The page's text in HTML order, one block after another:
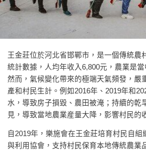
王金莊位於河北省邯鄲市，是一個傳統農
統計數據，人均年收入6,800元，農業是當
然而，氣候變化帶來的極端天氣頻發，嚴
產和村民生計。例如2016年、2019年和
水，導致房子損毀、農田被淹；持續的乾
見，導致當地農業産量大降，影響村民的
自2019年，樂施會在王金莊培育村民自組
與利用協會，支持村民保育本地傳統農業